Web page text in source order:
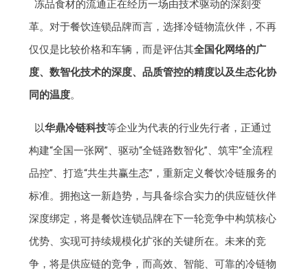
冻品食材的流通正在经历一场由技术驱动的深刻变
革。对于餐饮连锁品牌而言，选择冷链物流伙伴，不再
仅仅是比较价格和车辆，而是评估其全国化网络的广
度、数智化技术的深度、品质管控的精度以及生态化协
同的温度。
以华鼎冷链科技等企业为代表的行业先行者，正通过
构建“全国一张网”、驱动“全链路数智化”、筑牢“全流程
品控”、打造“共生共赢生态”，重新定义餐饮冷链服务的
标准。拥抱这一新趋势，与具备综合实力的供应链伙伴
深度绑定，将是餐饮连锁品牌在下一轮竞争中构筑核心
优势、实现可持续规模化扩张的关键所在。未来的竞
争，将是供应链的竞争，而高效、智能、可靠的冷链物